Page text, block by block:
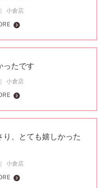
小倉店
ったです
小倉店
、とても嬉しかった
小倉店